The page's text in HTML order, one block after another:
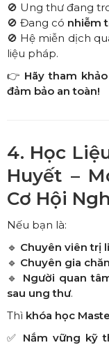
🚫 Ung thư đang
🚫 Đang có nhiễm
🚫 Hệ miễn dịch
liệu pháp.
👉 Hãy tham
đảm bảo an toàn!
4. Học
Huyết –
Cơ Hội
Nếu bạn là:
🔹 Chuyên viên trị
🔹 Chuyên gia
🔹 Người quan
sau ung thư.
Thì khóa học
✅ Nắm vững kỹ